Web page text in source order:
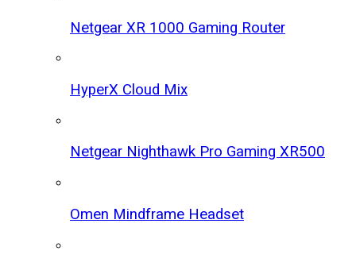
Netgear XR 1000 Gaming Router
HyperX Cloud Mix
Netgear Nighthawk Pro Gaming XR500
Omen Mindframe Headset